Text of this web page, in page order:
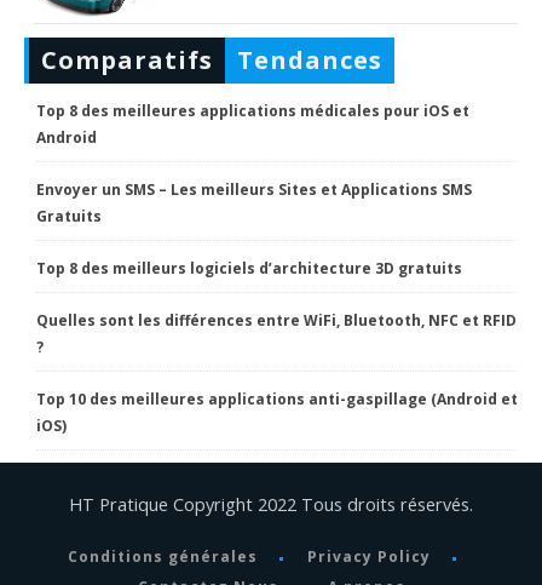
Comparatifs Tendances
Top 8 des meilleures applications médicales pour iOS et
Android
Envoyer un SMS – Les meilleurs Sites et Applications SMS
Gratuits
Top 8 des meilleurs logiciels d’architecture 3D gratuits
Quelles sont les différences entre WiFi, Bluetooth, NFC et RFID
?
Top 10 des meilleures applications anti-gaspillage (Android et
iOS)
HT Pratique Copyright 2022 Tous droits réservés.
Conditions générales
Privacy Policy